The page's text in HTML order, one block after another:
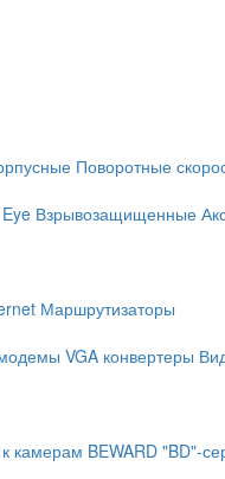
Поворотные
Взрывозащищенные
Маршрутизаторы
VGA конвертеры
камерам BEWARD "BD"-